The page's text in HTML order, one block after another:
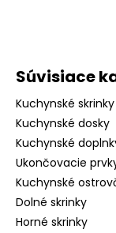
Súvisiace
Kuchynské skrinky
Kuchynské dosky
Kuchynské
Ukončovacie
Kuchynské
Dolné skrinky
Horné skrinky